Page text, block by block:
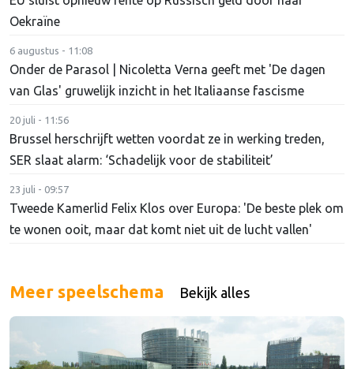
Oekraïne
6 augustus - 11:08
Onder de Parasol | Nicoletta Verna geeft met 'De dagen
van Glas' gruwelijk inzicht in het Italiaanse fascisme
20 juli - 11:56
Brussel herschrijft wetten voordat ze in werking treden,
SER slaat alarm: ‘Schadelijk voor de stabiliteit’
23 juli - 09:57
Tweede Kamerlid Felix Klos over Europa: 'De beste plek om
te wonen ooit, maar dat komt niet uit de lucht vallen'
Meer speelschema Bekijk alles